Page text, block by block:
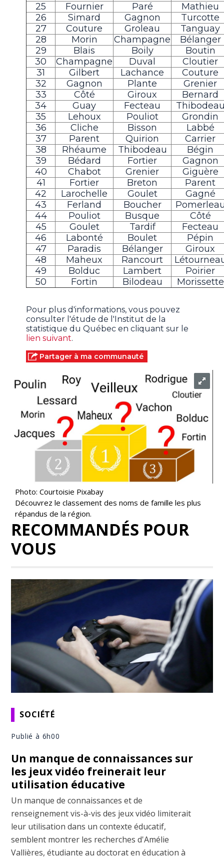
25
Fournier Paré
Mathieu
26
Simard Gagnon
Turcotte
27
Couture Groleau
Tanguay
28
Morin Champagne
Bélanger
29
Blais Boily
Boutin
30
Champagne Duval
Cloutier
31
Gilbert Lachance
Couture
32
Gagnon Plante
Grenier
33
Côté Giroux
Bernard
34
Guay Fecteau
35
Lehoux Pouliot
Grondin
36
Cliche Bisson
Labbé
37
Parent Quirion
Carrier
38
Rhéaume Thibodeau
Bégin
39
Bédard Fortier
Gagnon
40
Chabot Grenier
Giguère
41
Fortier Breton
Parent
42
Larochelle Goulet
Gagné
43
Ferland Boucher
44
Pouliot Busque
Côté
45
Goulet Tardif
Fecteau
46
Labonté Boulet
Pépin
47
Paradis Bélanger
Giroux
48
Maheux Rancourt
49
Bolduc Lambert
Poirier
50
Fortin Bilodeau Morissette
Pour plus d'informations, vous pouvez
consulter l'étude de l'Institut de la
statistique du Québec en cliquant sur le
lien suivant.
Partager à ma communauté
Photo: Courtoisie Pixabay
Découvrez le classement des noms de famille les plus
répandus de la région.
RECOMMANDÉS POUR
VOUS
SOCIÉTÉ
Publié à 6h00
Un manque de connaissances sur
les jeux vidéo freinerait leur
utilisation éducative
Un manque de connaissances et de
renseignement vis-à-vis des jeux vidéo limiterait
leur utilisation dans un contexte éducatif,
semblent montrer les recherches d'Amélie
Vallières, étudiante au doctorat en éducation à